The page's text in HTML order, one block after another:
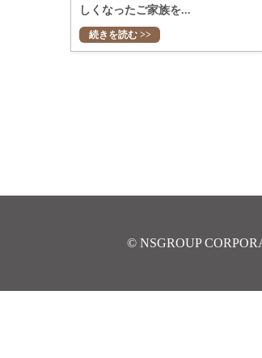
しくなったご家族を...
続きを読む >>
© NSGROUP